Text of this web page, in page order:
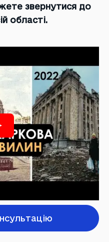
звернутися до
області.